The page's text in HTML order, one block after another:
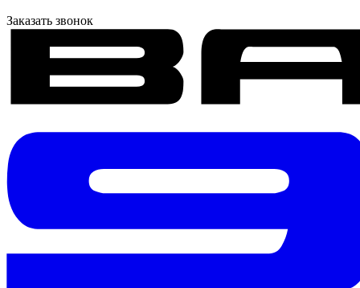
Заказать звонок